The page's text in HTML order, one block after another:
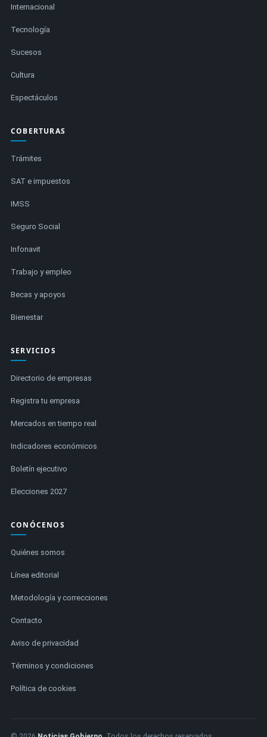
Internacional
Tecnología
Sucesos
Cultura
Espectáculos
COBERTURAS
Trámites
SAT e impuestos
IMSS
Seguro Social
Infonavit
Trabajo y empleo
Becas y apoyos
Bienestar
SERVICIOS
Directorio de empresas
Registra tu empresa
Mercados en tiempo real
Indicadores económicos
Boletín ejecutivo
Elecciones 2027
CONÓCENOS
Quiénes somos
Línea editorial
Metodología y correcciones
Contacto
Aviso de privacidad
Términos y condiciones
Política de cookies